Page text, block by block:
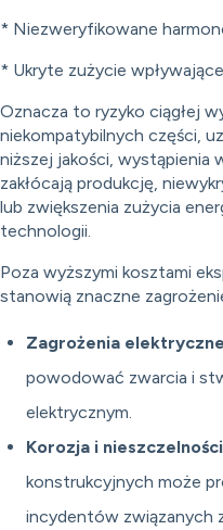
* Niezweryfikowane
* Ukryte zużycie
Oznacza to ryzyko ciągłej
niekompatybilnych części,
niższej jakości, wystąpienia
zakłócają produkcję,
lub zwiększenia zużycia
technologii.
Poza wyższymi kosztami
stanowią znaczne
Zagrożenia
powodować zwarcia i
elektrycznym.
Korozja i
konstrukcyjnych może
incydentów związanych